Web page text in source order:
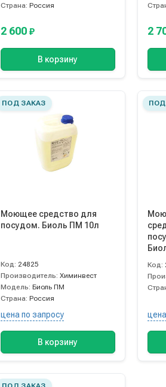
Страна: Россия
2 600 ₽
В корзину
2
ПОД ЗАКАЗ
Моющее средство для
посудом. Биоль ПМ 10л
Код: 24825
Производитель: Химинвест
Модель: Биоль ПМ
Страна: Россия
цена по запросу
В корзину
ПОД
Код: